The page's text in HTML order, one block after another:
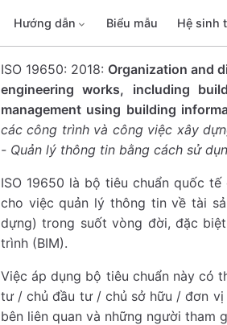
Hướng dẫn Biểu mẫu Hệ sinh
ISO 19650: 2018: Organization and
engineering works, including
management using building
các công trình và công việc xây
- Quản lý thông tin bằng cách sử
ISO 19650 là bộ tiêu chuẩn quốc
cho việc quản lý thông tin về tài
dựng) trong suốt vòng đời, đặc
trình (BIM).
Việc áp dụng bộ tiêu chuẩn này có
tư / chủ đầu tư / chủ sở hữu / đơn vị
bên liên quan và những người tham